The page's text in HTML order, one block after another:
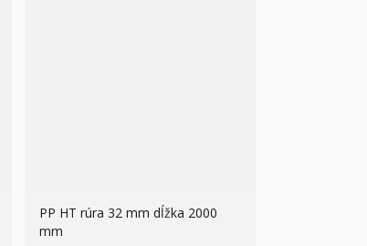
PP HT rúra 32 mm dĺžka 2000
mm